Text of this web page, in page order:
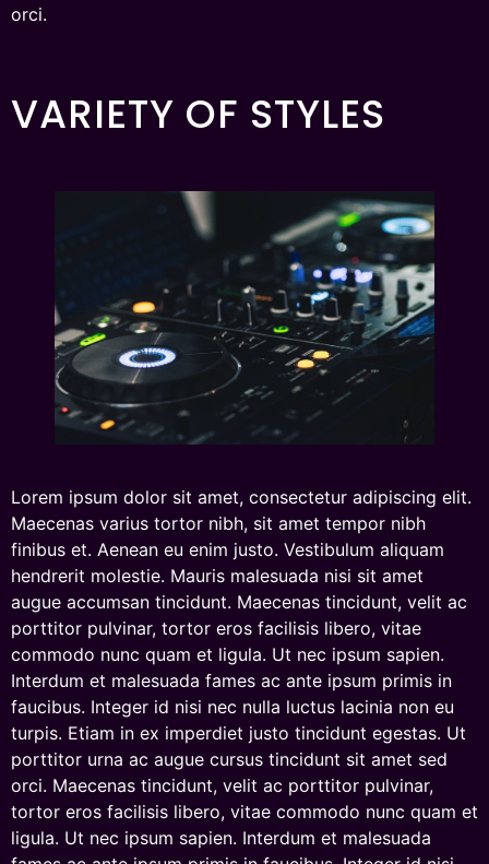
orci.
VARIETY OF STYLES
Lorem ipsum dolor sit amet, consectetur adipiscing elit.
Maecenas varius tortor nibh, sit amet tempor nibh
finibus et. Aenean eu enim justo. Vestibulum aliquam
hendrerit molestie. Mauris malesuada nisi sit amet
augue accumsan tincidunt. Maecenas tincidunt, velit ac
porttitor pulvinar, tortor eros facilisis libero, vitae
commodo nunc quam et ligula. Ut nec ipsum sapien.
Interdum et malesuada fames ac ante ipsum primis in
faucibus. Integer id nisi nec nulla luctus lacinia non eu
turpis. Etiam in ex imperdiet justo tincidunt egestas. Ut
porttitor urna ac augue cursus tincidunt sit amet sed
orci. Maecenas tincidunt, velit ac porttitor pulvinar,
tortor eros facilisis libero, vitae commodo nunc quam et
ligula. Ut nec ipsum sapien. Interdum et malesuada